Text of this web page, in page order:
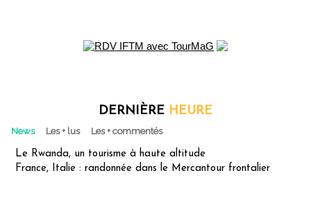
DERNIÈRE HEURE
News Les + lus Les + commentés
Le Rwanda, un tourisme à haute altitude
France, Italie : randonnée dans le Mercantour frontalier